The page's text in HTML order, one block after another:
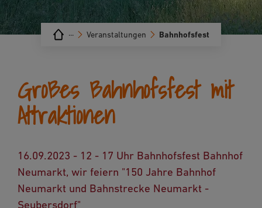
Bahnhofsfest
Veranstaltungen
···
Großes Bahnhofsfest mit
Attraktionen
16.09.2023 - 12 - 17 Uhr Bahnhofsfest Bahnhof
Neumarkt, wir feiern "150 Jahre Bahnhof
Neumarkt und Bahnstrecke Neumarkt -
Seubersdorf"